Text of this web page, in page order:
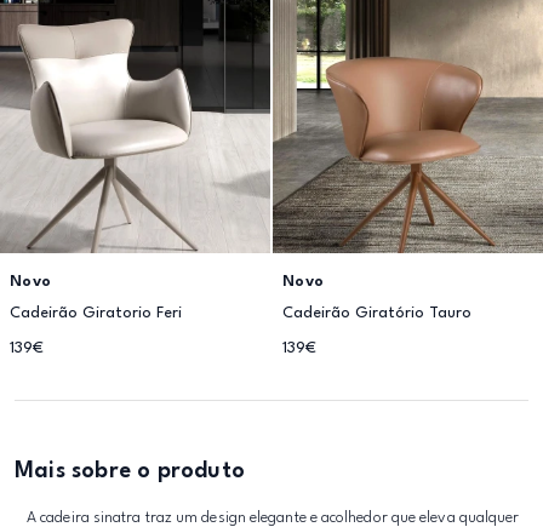
Novo
Cadeirão Giratorio Feri
139€
Novo
Cadeirão Giratório Tauro
139€
Mais sobre o produto
A cadeira sinatra traz um design elegante e acolhedor que eleva qualquer